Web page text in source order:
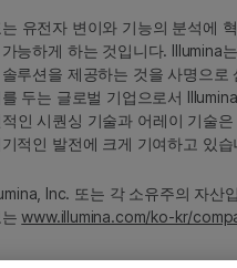
유전자 변이와 기능의 분석에
능하게 하는 것입니다. Illumina
루션을 제공하는 것을 사명으
두는 글로벌 기업으로서
인 시퀀싱 기술과 어레이 기술
적인 발전에 크게 기여하고 있습
Inc. 또는 각 소유주의 자산
는www.illumina.com/ko-kr/